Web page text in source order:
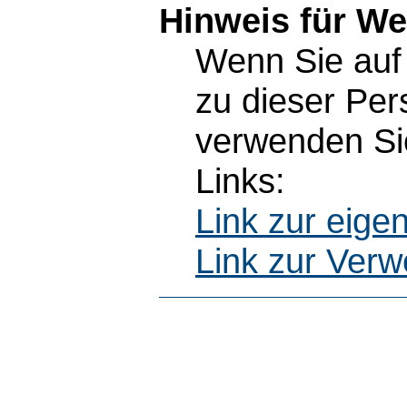
Hinweis für
Wenn Sie
zu dieser
verwenden
Links:
Link zur
Link zur